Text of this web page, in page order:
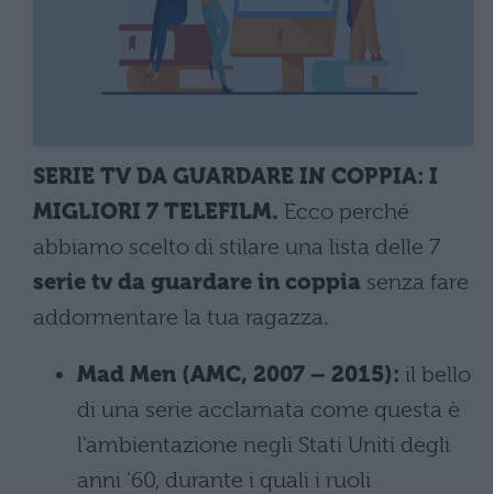
SERIE TV DA GUARDARE IN COPPIA: I
MIGLIORI 7 TELEFILM. Ecco perché
abbiamo scelto di stilare una lista delle 7
serie tv da guardare in coppia senza fare
addormentare la tua ragazza.
Mad Men (AMC, 2007 – 2015): il bello
di una serie acclamata come questa è
l'ambientazione negli Stati Uniti degli
anni '60, durante i quali i ruoli